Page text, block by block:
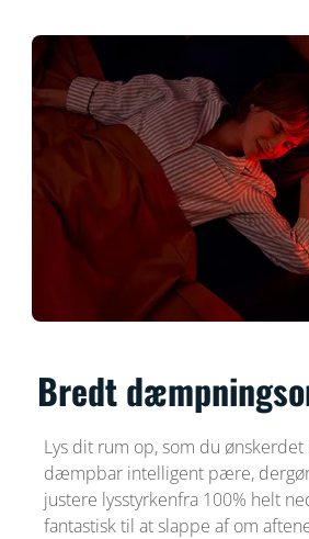
Bredt
Lys dit rum op, som du
dæmpbar intelligent pære,
justere lysstyrkenfra 100% helt
fantastisk til at slappe af om